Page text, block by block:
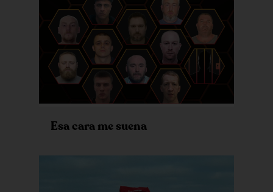
Esa cara me suena